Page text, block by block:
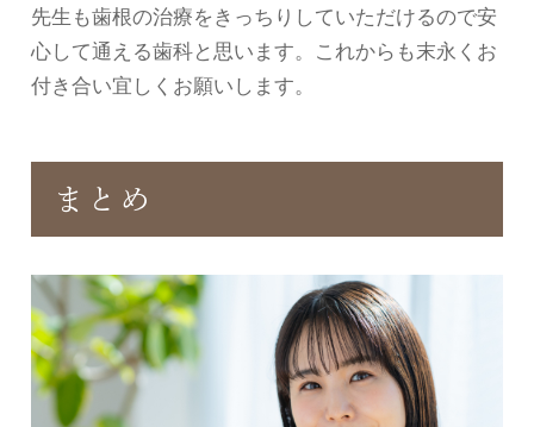
先生も歯根の治療をきっちりしていただけるので安
心して通える歯科と思います。これからも末永くお
付き合い宜しくお願いします。
まとめ